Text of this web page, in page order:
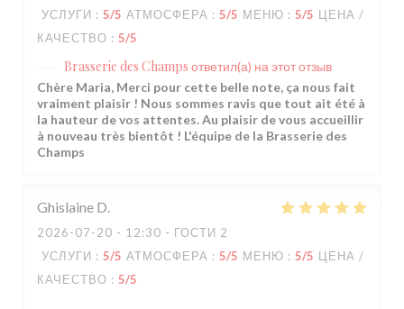
УСЛУГИ : 5/5 АТМОСФЕРА : 5/5 МЕНЮ : 5/5 ЦЕНА /
КАЧЕСТВО : 5/5
Brasserie des Champs ответил(а) на этот отзыв
Chère Maria, Merci pour cette belle note, ça nous fait
vraiment plaisir ! Nous sommes ravis que tout ait été à
la hauteur de vos attentes. Au plaisir de vous accueillir
à nouveau très bientôt ! L'équipe de la Brasserie des
Champs
Ghislaine D
2026-07-20 - 12:30 - ГОСТИ 2
УСЛУГИ : 5/5 АТМОСФЕРА : 5/5 МЕНЮ : 5/5 ЦЕНА /
КАЧЕСТВО : 5/5